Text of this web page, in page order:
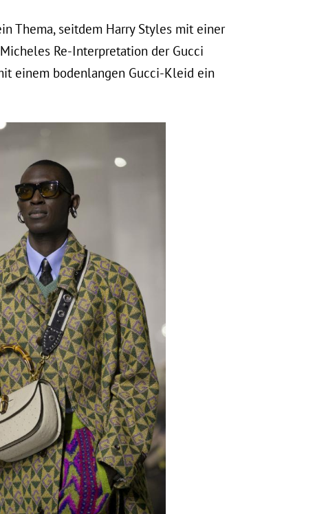
Thema, seitdem Harry Styles mit einer
Re-Interpretation der Gucci
einem bodenlangen Gucci-Kleid ein